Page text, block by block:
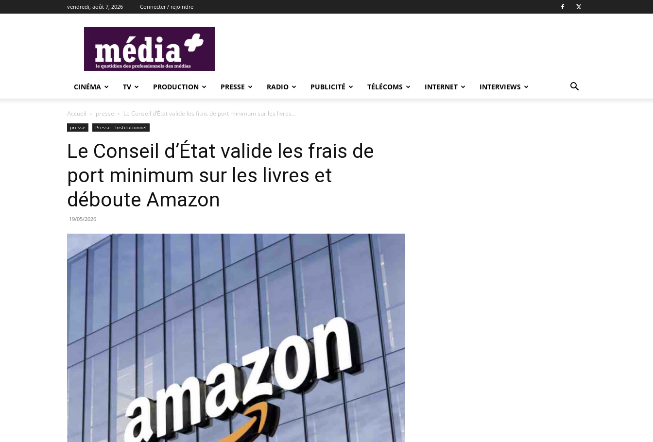
vendredi, août 7, 2026 Connecter / rejoindre
CINÉMA TV PRODUCTION PRESSE RADIO PUBLICITÉ TÉLÉCOMS INTERNET INTERVIEWS
Accueil presse Le Conseil d’État valide les frais de port minimum sur les livres...
presse Presse - Institutionnel
Le Conseil d’État valide les frais de
port minimum sur les livres et
déboute Amazon
19/05/2026